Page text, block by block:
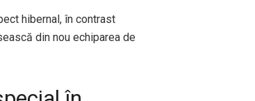
hibernal, în contrast
din nou echiparea de